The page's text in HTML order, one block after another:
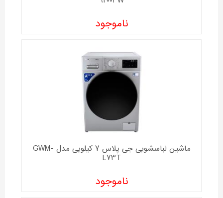
ناموجود
ماشین لباسشویی جی پلاس 7 کیلویی مدل GWM-
L73T
ناموجود